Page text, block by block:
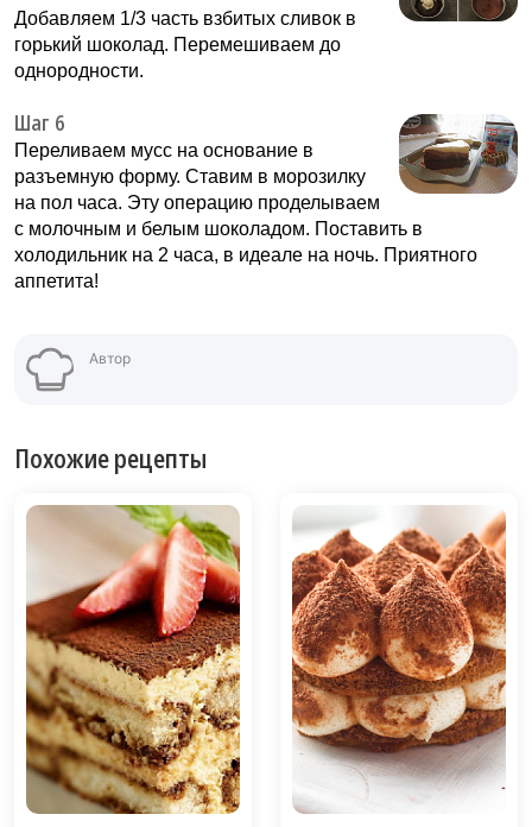
Добавляем 1/3 часть взбитых сливок в
горький шоколад. Перемешиваем до
однородности.
Шаг 6
Переливаем мусс на основание в
разъемную форму. Ставим в морозилку
на пол часа. Эту операцию проделываем
с молочным и белым шоколадом. Поставить в
холодильник на 2 часа, в идеале на ночь. Приятного
аппетита!
Автор
Похожие рецепты